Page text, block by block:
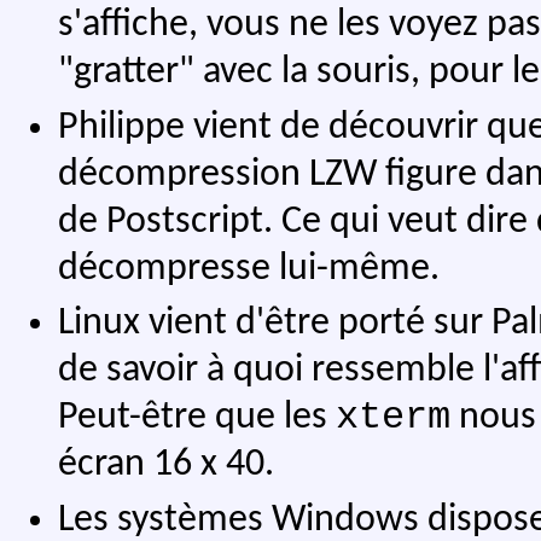
s'affiche, vous ne les voyez
"gratter" avec la souris, pour
Philippe vient de découvrir
décompression LZW figure
de Postscript. Ce qui veut
décompresse lui-même.
Linux vient d'être porté sur
de savoir à quoi ressemble
Peut-être que les xterm
écran 16 x 40.
Les systèmes Windows